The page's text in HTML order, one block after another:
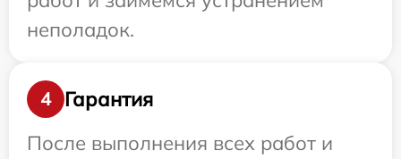
неполадок.
4
Гарантия
После выполнения всех работ и